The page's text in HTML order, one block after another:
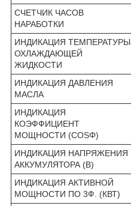
СЧЕТЧИК ЧАСОВ
НАРАБОТКИ
ИНДИКАЦИЯ ТЕМПЕРАТУРЫ
ОХЛАЖДАЮЩЕЙ
ЖИДКОСТИ
ИНДИКАЦИЯ ДАВЛЕНИЯ
МАСЛА
ИНДИКАЦИЯ
КОЭФФИЦИЕНТ
МОЩНОСТИ (COSΦ)
ИНДИКАЦИЯ НАПРЯЖЕНИЯ
АККУМУЛЯТОРА (В)
ИНДИКАЦИЯ АКТИВНОЙ
МОЩНОСТИ ПО 3Ф. (КВТ)